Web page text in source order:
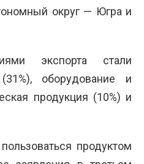
округ — Югра и
экспорта стали
оборудование и
продукция (10%) и
продуктом